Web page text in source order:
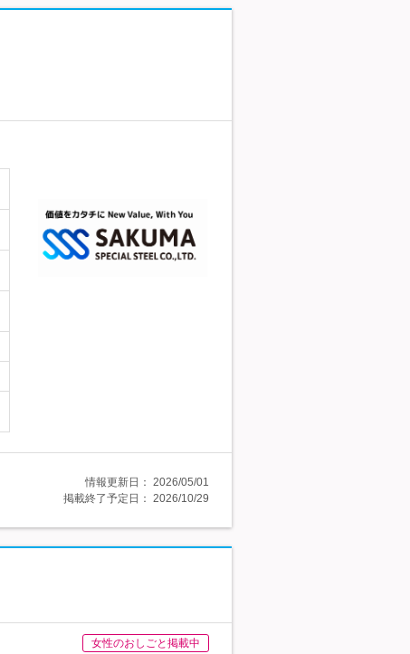
情報更新日： 2026/05/01
掲載終了予定日： 2026/10/29
女性のおしごと掲載中